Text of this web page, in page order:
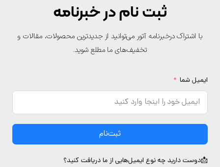
ثبت نام در خبرنامه
با اشتراک درخبرنامه آتور می‌توانید از جدیدترین محصولات، مقالات و
تخفیف‌های ما مطلع شوید.
شما
ثبت‌نام
دارید چه نوع ایمیل‌هایی از ما دریافت کنید؟